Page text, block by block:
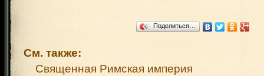
Поделиться…
См. также:
Священная Римская империя